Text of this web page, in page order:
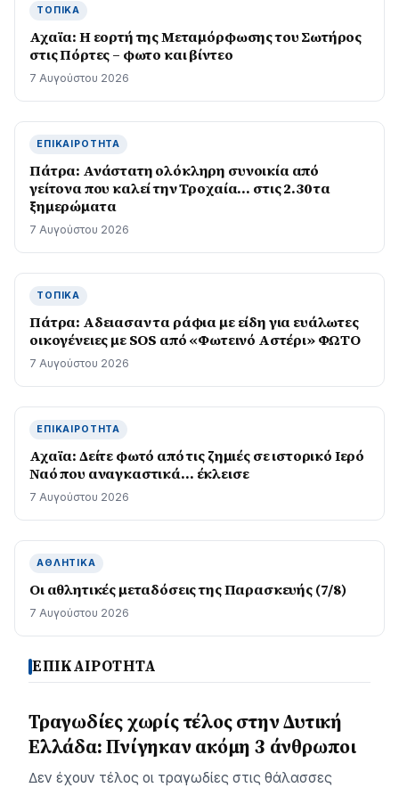
ΤΟΠΙΚΆ
Αχαϊα: Η εορτή της Μεταμόρφωσης του Σωτήρος
στις Πόρτες – φωτο και βίντεο
7 Αυγούστου 2026
ΕΠΙΚΑΙΡΌΤΗΤΑ
Πάτρα: Ανάστατη ολόκληρη συνοικία από
γείτονα που καλεί την Τροχαία… στις 2.30 τα
ξημερώματα
7 Αυγούστου 2026
ΤΟΠΙΚΆ
Πάτρα: Αδειασαν τα ράφια με είδη για ευάλωτες
οικογένειες με SOS από «Φωτεινό Αστέρι» ΦΩΤΟ
7 Αυγούστου 2026
ΕΠΙΚΑΙΡΌΤΗΤΑ
Αχαϊα: Δείτε φωτό από τις ζημιές σε ιστορικό Ιερό
Ναό που αναγκαστικά… έκλεισε
7 Αυγούστου 2026
ΑΘΛΗΤΙΚΆ
Οι αθλητικές μεταδόσεις της Παρασκευής (7/8)
7 Αυγούστου 2026
ΕΠΙΚΑΙΡΟΤΗΤΑ
Τραγωδίες χωρίς τέλος στην Δυτική
Ελλάδα: Πνίγηκαν ακόμη 3 άνθρωποι
∆εν έχουν τέλος οι τραγωδίες στις θάλασσες